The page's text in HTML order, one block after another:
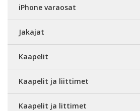
iPhone varaosat
Jakajat
Kaapelit
Kaapelit ja liittimet
Kaapelit ja littimet